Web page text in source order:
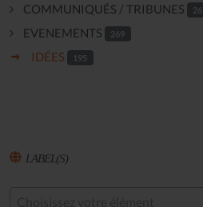
COMMUNIQUÉS / TRIBUNES 26
EVENEMENTS 269
IDÉES 195
LABEL(S)